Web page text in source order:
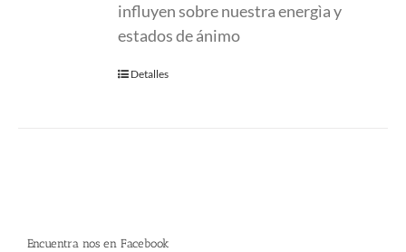
influyen sobre nuestra energìa y
estados de ánimo
Detalles
Encuentra nos en Facebook